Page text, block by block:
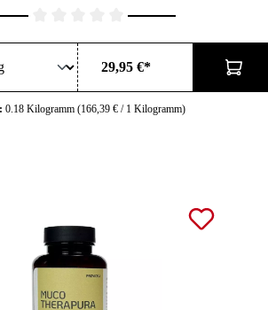
0.18 Kilogramm (166,39 € / 1 Kilogramm)
29,95 €*
Bewertung von 0 von 5 Sternen